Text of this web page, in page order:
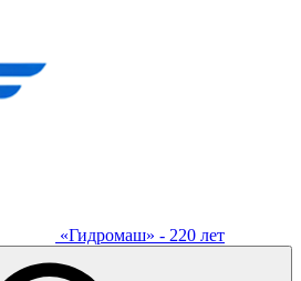
«Гидромаш» - 220 лет